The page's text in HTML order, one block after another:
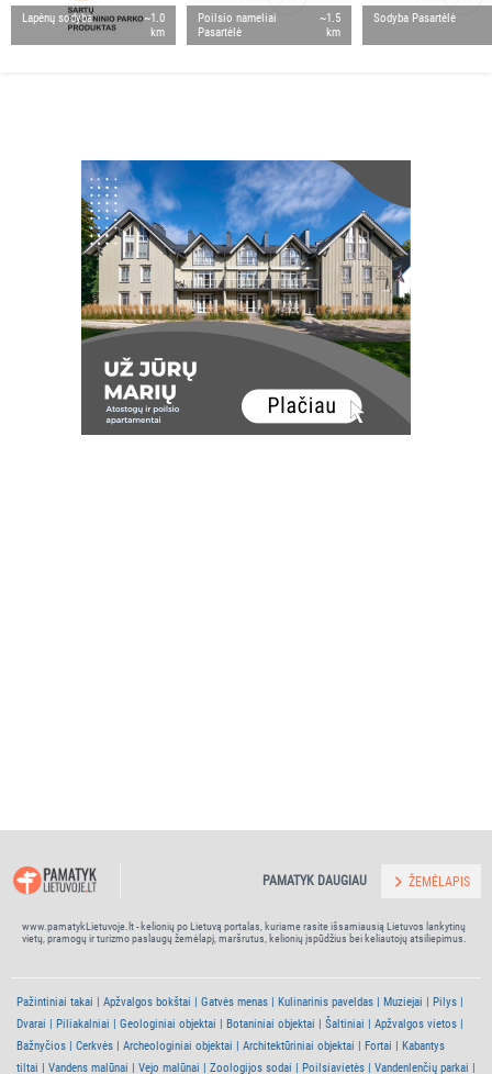
Lapėnų sodyba
~1.0
km
Poilsio nameliai
Pasartėlė
~1.5
km
Sodyba Pasartėlė
www.pamatykLietuvoje.lt - kelionių po Lietuvą portalas, kuriame rasite išsamiausią Lietuvos lankytinų
vietų, pramogų ir turizmo paslaugų žemėlapį, maršrutus, kelionių įspūdžius bei keliautojų atsiliepimus.
PAMATYK DAUGIAU ŽEMĖLAPIS
Pažintiniai takai Apžvalgos bokštai Gatvės menas Kulinarinis paveldas Muziejai
Pilys
Dvarai
Piliakalniai Geologiniai objektai Botaniniai objektai Šaltiniai
Apžvalgos vietos
Bažnyčios
Cerkvės Archeologiniai objektai Architektūriniai objektai Fortai
Kabantys
tiltai
Vandens malūnai Vejo malūnai Zoologijos sodai Poilsiavietės Vandenlenčių parkai